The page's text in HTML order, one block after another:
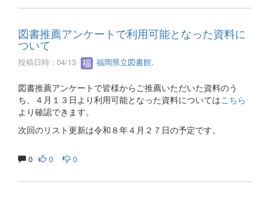
図書推薦アンケートで利用可能となった資料に
ついて
投稿日時 : 04/13 福岡県立図書館.
図書推薦アンケートで皆様からご推薦いただいた資料のう
ち、４月１３日より利用可能となった資料についてはこちら
より確認できます。
次回のリスト更新は令和８年４月２７日の予定です。
0 0 0